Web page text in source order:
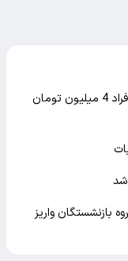
خبر مهم برای سرپرستان خانوار / حساب این افراد 4 میلیون تومان
شد
این گروه بازنشستگان واریز